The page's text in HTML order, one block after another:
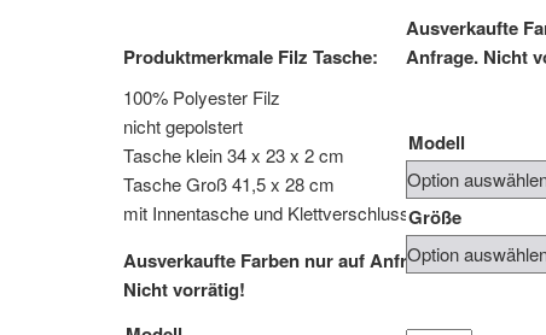
Produktmerkmale Filz Tasche:
100% Polyester Filz
nicht gepolstert
Tasche klein 34 x 23 x 2 cm
Tasche Groß 41,5 x 28 cm
mit Innentasche und Klettverschluss
Ausverkaufte Farben nur auf Anfrage.
Nicht vorrätig!
Ausverkaufte
Anfrage. Nicht
Modell
Größe